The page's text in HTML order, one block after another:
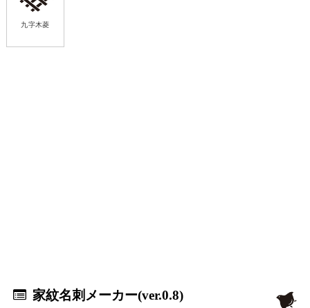
九字木菱
家紋名刺メーカー(ver.0.8)